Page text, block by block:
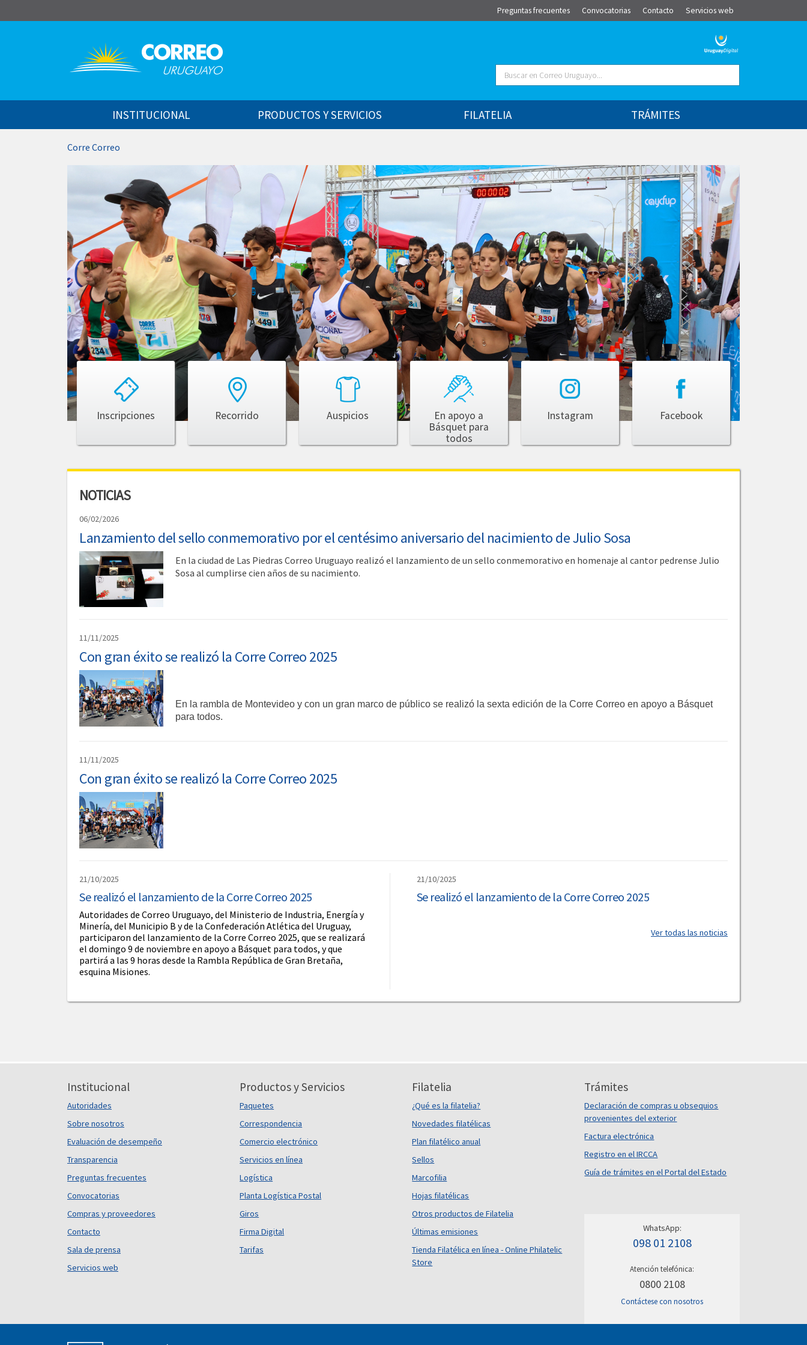
Preguntas frecuentes Convocatorias Contacto Servicios web
Buscar
INSTITUCIONAL PRODUCTOS Y SERVICIOS FILATELIA TRÁMITES
Corre Correo
Inscripciones Recorrido Auspicios
En apoyo a
Básquet para
todos
Instagram Facebook
NOTICIAS
06/02/2026
Lanzamiento del sello conmemorativo por el centésimo aniversario del nacimiento de Julio Sosa
En la ciudad de Las Piedras Correo Uruguayo realizó el lanzamiento de un sello conmemorativo en homenaje al cantor pedrense Julio
Sosa al cumplirse cien años de su nacimiento.
11/11/2025
Con gran éxito se realizó la Corre Correo 2025
En la rambla de Montevideo y con un gran marco de público se realizó la sexta edición de la Corre Correo en apoyo a Básquet
para todos.
11/11/2025
Con gran éxito se realizó la Corre Correo 2025
21/10/2025
Se realizó el lanzamiento de la Corre Correo 2025
Autoridades de Correo Uruguayo, del Ministerio de Industria, Energía y
Minería, del Municipio B y de la Confederación Atlética del Uruguay,
participaron del lanzamiento de la Corre Correo 2025, que se realizará
el domingo 9 de noviembre en apoyo a Básquet para todos, y que
partirá a las 9 horas desde la Rambla República de Gran Bretaña,
esquina Misiones.
21/10/2025
Se realizó el lanzamiento de la Corre Correo 2025
Ver todas las noticias
Institucional
Autoridades
Sobre nosotros
Evaluación de desempeño
Transparencia
Preguntas frecuentes
Convocatorias
Compras y proveedores
Contacto
Sala de prensa
Servicios web
Productos y Servicios
Paquetes
Correspondencia
Comercio electrónico
Servicios en línea
Logística
Planta Logística Postal
Giros
Firma Digital
Tarifas
Filatelia
¿Qué es la filatelia?
Novedades filatélicas
Plan filatélico anual
Sellos
Marcofilia
Hojas filatélicas
Otros productos de Filatelia
Últimas emisiones
Tienda Filatélica en línea - Online Philatelic
Store
Trámites
Declaración de compras u obsequios
provenientes del exterior
Factura electrónica
Registro en el IRCCA
Guía de trámites en el Portal del Estado
WhatsApp:
098 01 2108
Atención telefónica:
0800 2108
Contáctese con nosotros